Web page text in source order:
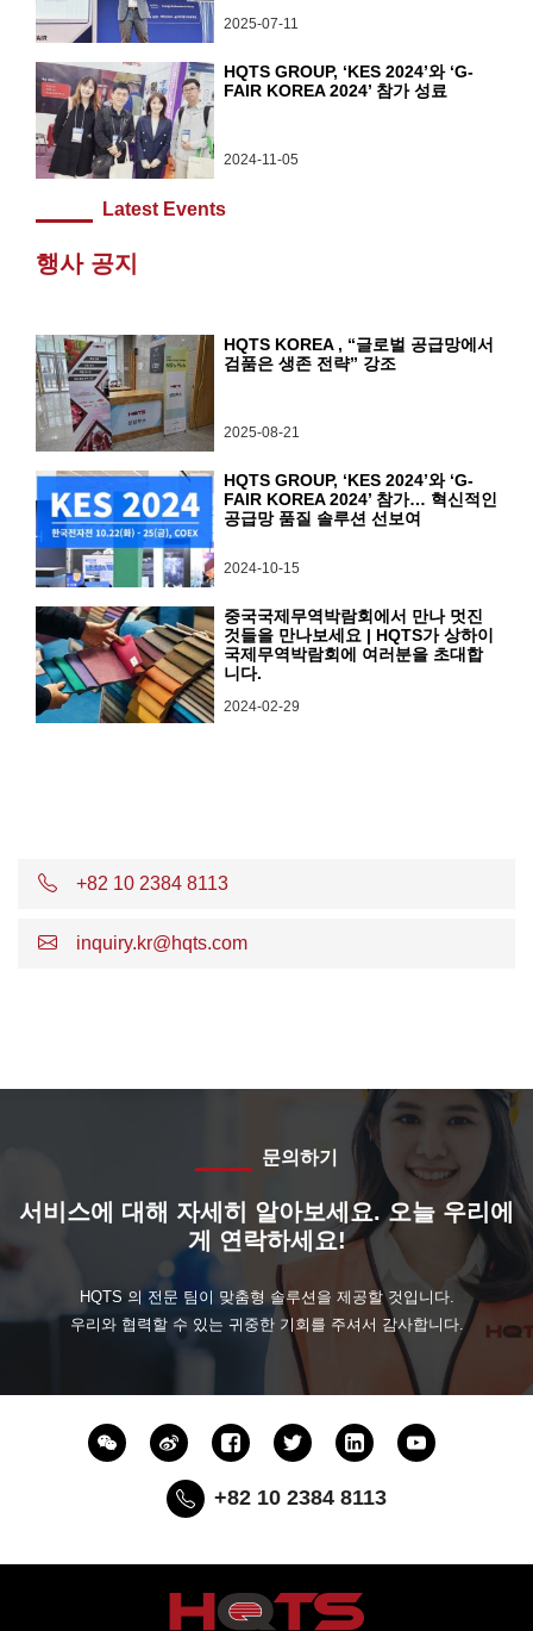
2025-07-11
HQTS GROUP, ‘KES 2024’와 ‘G-
FAIR KOREA 2024’ 참가 성료
2024-11-05
Latest Events
행사 공지
HQTS KOREA , “글로벌 공급망에서
검품은 생존 전략” 강조
2025-08-21
HQTS GROUP, ‘KES 2024’와 ‘G-
FAIR KOREA 2024’ 참가… 혁신적인
공급망 품질 솔루션 선보여
2024-10-15
중국국제무역박람회에서 만나 멋진
것들을 만나보세요 | HQTS가 상하이
국제무역박람회에 여러분을 초대합
니다.
2024-02-29
+82 10 2384 8113
inquiry.kr@hqts.com
문의하기
서비스에 대해 자세히 알아보세요. 오늘 우리에
게 연락하세요!
HQTS 의 전문 팀이 맞춤형 솔루션을 제공할 것입니다.
우리와 협력할 수 있는 귀중한 기회를 주셔서 감사합니다.
+82 10 2384 8113